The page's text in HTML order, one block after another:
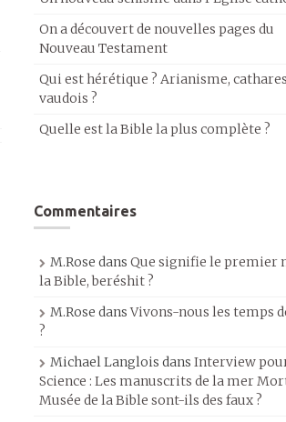
On a découvert de nouvelles pages du
Nouveau Testament
Qui est hérétique ? Arianisme,
vaudois ?
Quelle est la Bible la plus complète ?
Commentaires
M.Rose dans Que signifie le premier
la Bible, beréshit ?
M.Rose dansVivons-nous les temps
?
Michael Langlois dans Interview
Science : Les manuscrits de la mer
Musée de la Bible sont-ils des faux ?